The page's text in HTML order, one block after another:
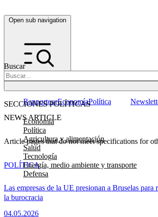
Open sub navigation
Buscar
SECCIONES POLÍTICAS
Economía
Política
Agricultura y alimentación
Salud
Tecnología
Energía, medio ambiente y transporte
Defensa
RapporteurEconomíaPolítica
NEWS ARTICLE
Article pages that do not meet specifications for
Las empresas de la UE presionan a Bruselas
la burocracia
04.05.2026
POLÍTICA